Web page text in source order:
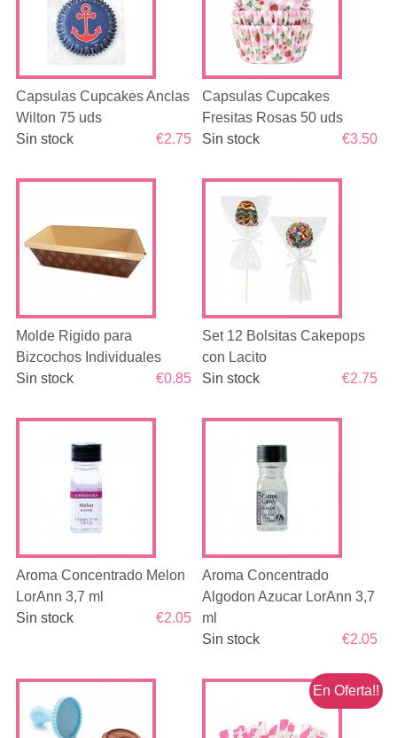
Capsulas Cupcakes Anclas
Wilton 75 uds
€2.75
Sin stock
Capsulas Cupcakes
Fresitas Rosas 50 uds
€3.50
Sin stock
Molde Rigido para
Bizcochos Individuales
€0.85
Sin stock
Set 12 Bolsitas Cakepops
con Lacito
€2.75
Sin stock
Aroma Concentrado Melon
LorAnn 3,7 ml
€2.05
Sin stock
Aroma Concentrado
Algodon Azucar LorAnn 3,7
ml
€2.05
Sin stock
En Oferta!!